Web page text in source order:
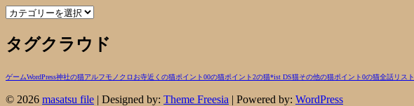
ブ
カ
ゴ
リ
タグクラウド
ゲームWordPress神社の猫アルフモノクロ お寺近くの猫ポイント00の猫ポイント2の猫*ist DS猫その他の猫ポイント0の猫全話リスト
© 2026 masatsu file | Designed by: Theme Freesia | Powered by: WordPress